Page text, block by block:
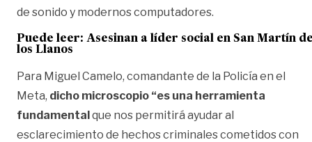
de sonido y modernos computadores.
Puede leer: Asesinan a líder social en San Martín
los Llanos
Para Miguel Camelo, comandante de la Policía en el
Meta, dicho microscopio “es una herramienta
fundamentalque nos permitirá ayudar al
esclarecimiento de hechos criminales cometidos con